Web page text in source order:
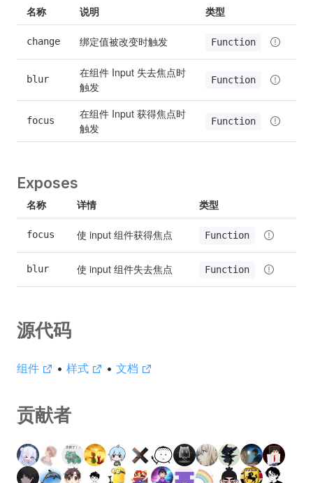
名称 说明 类型
change 绑定值被改变时触发 Function
blur
在组件 Input 失去焦点时
触发
Function
focus
在组件 Input 获得焦点时
触发
Function
Exposes
名称 详情 类型
focus 使 input 组件获得焦点 Function
blur 使 input 组件失去焦点 Function
源代码
组件 • 样式 • 文档
贡献者